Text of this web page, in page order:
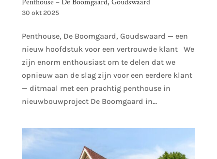
Penthouse – De Boomgaard, Goudswaard
30 okt 2025
Penthouse, De Boomgaard, Goudswaard — een
nieuw hoofdstuk voor een vertrouwde klant We
zijn enorm enthousiast om te delen dat we
opnieuw aan de slag zijn voor een eerdere klant
— ditmaal met een prachtig penthouse in
nieuwbouwproject De Boomgaard in...